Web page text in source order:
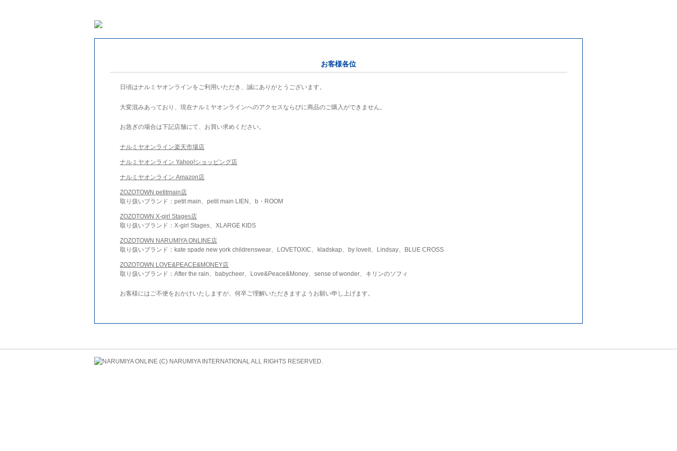
お客様各位
日頃はナルミヤオンラインをご利用いただき、誠にありがとうございます。
大変混みあっており、現在ナルミヤオンラインへのアクセスならびに商品のご購入ができません。
お急ぎの場合は下記店舗にて、お買い求めください。
ナルミヤオンライン楽天市場店
ナルミヤオンライン Yahoo!ショッピング店
ナルミヤオンライン Amazon店
ZOZOTOWN petitmain店
取り扱いブランド：petit main、petit main LIEN、b・ROOM
ZOZOTOWN X-girl Stages店
取り扱いブランド：X-girl Stages、XLARGE KIDS
ZOZOTOWN NARUMIYA ONLINE店
取り扱いブランド：kate spade new york childrenswear、LOVETOXIC、kladskap、by loveit、Lindsay、BLUE CROSS
ZOZOTOWN LOVE&PEACE&MONEY店
取り扱いブランド：After the rain、babycheer、Love&Peace&Money、sense of wonder、キリンのソフィ
お客様にはご不便をおかけいたしますが、何卒ご理解いただきますようお願い申し上げます。